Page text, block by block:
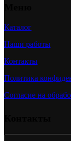
Каталог
Наши работы
Контакты
Политика
Согласие на